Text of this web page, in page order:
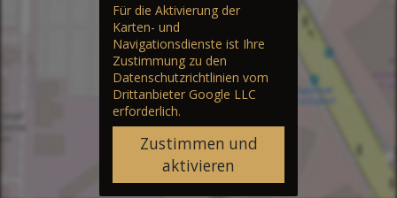
Für die Aktivierung der
Karten- und
Navigationsdienste ist Ihre
Zustimmung zu den
Datenschutzrichtlinien vom
Drittanbieter Google LLC
erforderlich.
Zustimmen und
aktivieren